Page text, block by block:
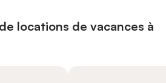
locations de vacances à